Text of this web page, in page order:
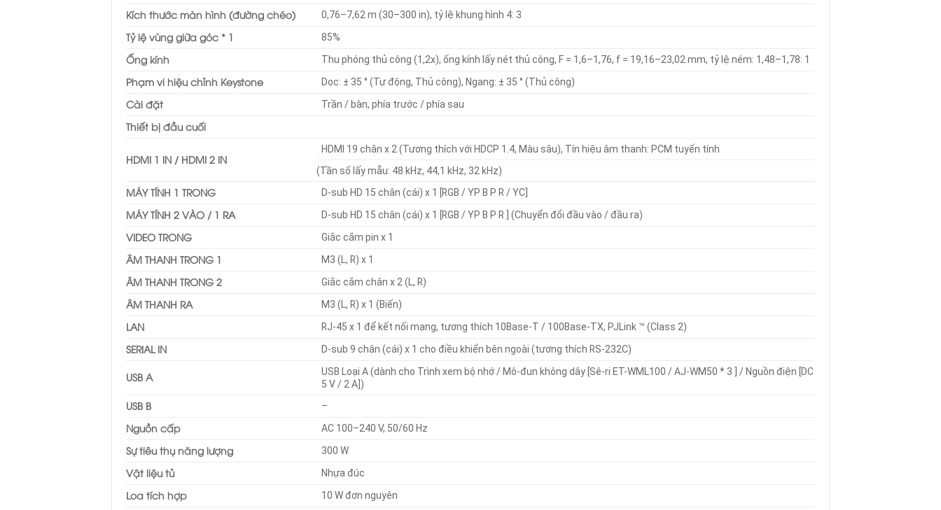
Kích thước màn hình (đường chéo) 0,76–7,62 m (30–300 in), tỷ lệ khung hình 4: 3
Tỷ lệ vùng giữa góc * 1 85%
Ống kính Thu phóng thủ công (1,2x), ống kính lấy nét thủ công, F = 1,6–1,76, f = 19,16–23,02 mm, tỷ lệ ném: 1,48–1,78: 1
Phạm vi hiệu chỉnh Keystone Dọc: ± 35 ° (Tự động, Thủ công), Ngang: ± 35 ° (Thủ công)
Cài đặt Trần / bàn, phía trước / phía sau
Thiết bị đầu cuối
HDMI 1 IN / HDMI 2 IN
HDMI 19 chân x 2 (Tương thích với HDCP 1.4, Màu sâu), Tín hiệu âm thanh: PCM tuyến tính
(Tần số lấy mẫu: 48 kHz, 44,1 kHz, 32 kHz)
MÁY TÍNH 1 TRONG D-sub HD 15 chân (cái) x 1 [RGB / YP B P R / YC]
MÁY TÍNH 2 VÀO / 1 RA D-sub HD 15 chân (cái) x 1 [RGB / YP B P R ] (Chuyển đổi đầu vào / đầu ra)
VIDEO TRONG Giắc cắm pin x 1
ÂM THANH TRONG 1 M3 (L, R) x 1
ÂM THANH TRONG 2 Giắc cắm chân x 2 (L, R)
ÂM THANH RA M3 (L, R) x 1 (Biến)
LAN RJ-45 x 1 để kết nối mạng, tương thích 10Base-T / 100Base-TX, PJLink ™ (Class 2)
SERIAL IN D-sub 9 chân (cái) x 1 cho điều khiển bên ngoài (tương thích RS-232C)
USB A
USB Loại A (dành cho Trình xem bộ nhớ / Mô-đun không dây [Sê-ri ET-WML100 / AJ-WM50 * 3 ] / Nguồn điện [DC
5 V / 2 A])
USB B –
Nguồn cấp AC 100–240 V, 50/60 Hz
Sự tiêu thụ năng lượng 300 W
Vật liệu tủ Nhựa đúc
Loa tích hợp 10 W đơn nguyên